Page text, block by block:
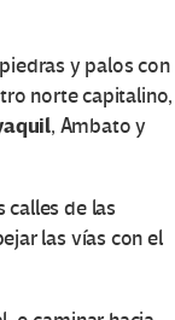
y palos con
norte capitalino,
, Ambato y
calles de las
las vías con el